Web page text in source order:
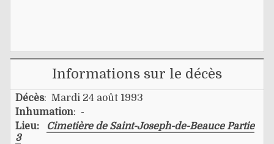
Informations sur le décès
Décès: Mardi 24 août 1993
Inhumation: -
Lieu:
Cimetière de Saint-Joseph-de-Beauce Partie
3